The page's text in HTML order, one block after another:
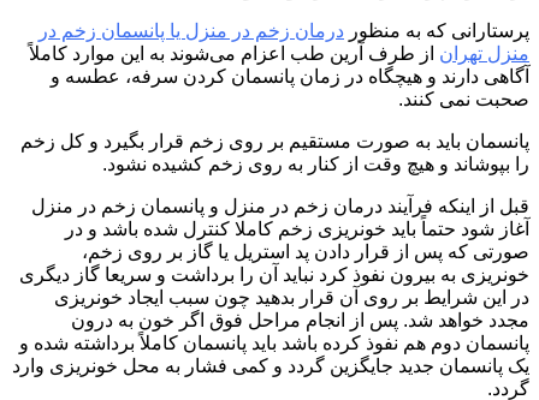
پرستارانی که به منظور درمان زخم در منزل یا پانسمان زخم در
منزل تهران از طرف آرین طب اعزام می‌شوند به این موارد کاملاً
آگاهی دارند و هیچگاه در زمان پانسمان کردن سرفه، عطسه و
صحبت نمی کنند.
پانسمان باید به صورت مستقیم بر روی زخم قرار بگیرد و کل زخم
را بپوشاند و هیچ وقت از کنار به روی زخم کشیده نشود.
قبل از اینکه فرآیند درمان زخم در منزل و پانسمان زخم در منزل
آغاز شود حتماً باید خونریزی زخم کاملا کنترل شده باشد و در
صورتی که پس از قرار دادن پد استریل یا گاز بر روی زخم،
خونریزی به بیرون نفوذ کرد نباید آن را برداشت و سریعا گاز دیگری
در این شرایط بر روی آن قرار بدهید چون سبب ایجاد خونریزی
مجدد خواهد شد. پس از انجام مراحل فوق اگر خون به درون
پانسمان دوم هم نفوذ کرده باشد باید پانسمان کاملاً برداشته شده و
یک پانسمان جدید جایگزین گردد و کمی فشار به محل خونریزی وارد
گردد.